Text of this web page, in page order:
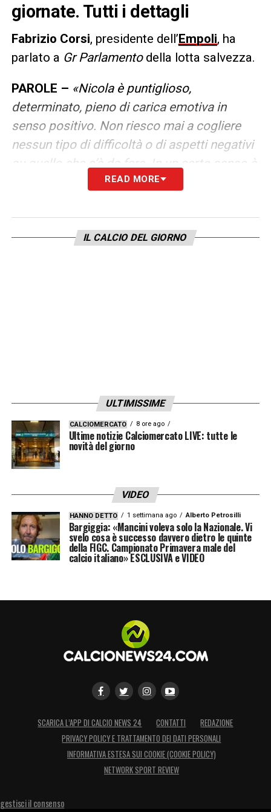
giornate. Tutti i dettagli
Fabrizio Corsi, presidente dell’Empoli, ha
parlato a Gr Parlamentodella lotta salvezza.
PAROLE – «Nicola è puntiglioso,
determinato, pieno di carica emotiva in
senso positivo. Non riesco mai a cogliere
nessun tipo di difficoltà o di aspetti negativi
su quello che c’è da fare. In un certo senso è
contagioso. Inseguiamo una salvezza che
ora ci sentiamo veramente di giocarcela fino
alla fine. Ci vogliano 36 punti, però è un
READ MORE
IL CALCIO DEL GIORNO
ULTIMISSIME
CALCIOMERCATO 8 ore ago
Ultime notizie Calciomercato LIVE: tutte le
novità del giorno
VIDEO
HANNO DETTO 1 settimana ago Alberto Petrosilli
Bargiggia: «Mancini voleva solo la Nazionale. Vi
svelo cosa è successo davvero dietro le quinte
della FIGC. Campionato Primavera male del
calcio italiano» ESCLUSIVA e VIDEO
SCARICA L’APP DI CALCIO NEWS 24 CONTATTI
REDAZIONE
PRIVACY POLICY E TRATTAMENTO DEI DATI PERSONALI
INFORMATIVA ESTESA SUI COOKIE (COOKIE POLICY)
NETWORK SPORT REVIEW
gestisci il consenso